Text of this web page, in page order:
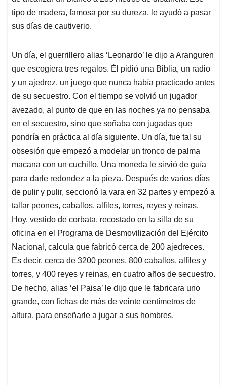
tipo de madera, famosa por su dureza, le ayudó a pasar
sus días de cautiverio.
Un día, el guerrillero alias ‘Leonardo’ le dijo a Aranguren
que escogiera tres regalos. Él pidió una Biblia, un radio
y un ajedrez, un juego que nunca había practicado antes
de su secuestro. Con el tiempo se volvió un jugador
avezado, al punto de que en las noches ya no pensaba
en el secuestro, sino que soñaba con jugadas que
pondría en práctica al día siguiente. Un día, fue tal su
obsesión que empezó a modelar un tronco de palma
macana con un cuchillo. Una moneda le sirvió de guía
para darle redondez a la pieza. Después de varios días
de pulir y pulir, seccionó la vara en 32 partes y empezó a
tallar peones, caballos, alfiles, torres, reyes y reinas.
Hoy, vestido de corbata, recostado en la silla de su
oficina en el Programa de Desmovilización del Ejército
Nacional, calcula que fabricó cerca de 200 ajedreces.
Es decir, cerca de 3200 peones, 800 caballos, alfiles y
torres, y 400 reyes y reinas, en cuatro años de secuestro.
De hecho, alias ‘el Paisa’ le dijo que le fabricara uno
grande, con fichas de más de veinte centímetros de
altura, para enseñarle a jugar a sus hombres.